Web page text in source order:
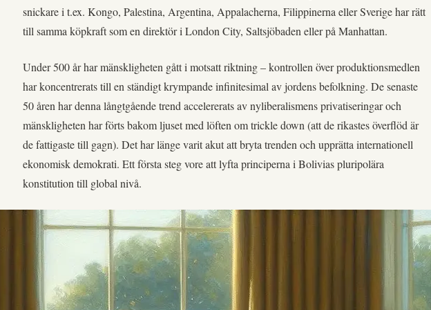
snickare i t.ex. Kongo, Palestina, Argentina, Appalacherna, Filippinerna eller Sverige har rätt
till samma köpkraft som en direktör i London City, Saltsjöbaden eller på Manhattan.
Under 500 år har mänskligheten gått i motsatt riktning – kontrollen över produktionsmedlen
har koncentrerats till en ständigt krympande infinitesimal av jordens befolkning. De senaste
50 åren har denna långtgående trend accelererats av nyliberalismens privatiseringar och
mänskligheten har förts bakom ljuset med löften om trickle down (att de rikastes överflöd är
de fattigaste till gagn). Det har länge varit akut att bryta trenden och upprätta internationell
ekonomisk demokrati. Ett första steg vore att lyfta principerna i Bolivias pluripolära
konstitution till global nivå.